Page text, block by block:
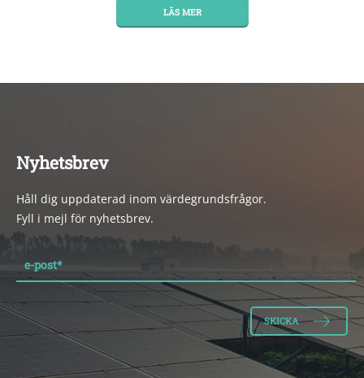
LÄS MER
Nyhetsbrev
Håll dig uppdaterad inom värdegrundsfrågor.
Fyll i mejl för nyhetsbrev.
e-post*